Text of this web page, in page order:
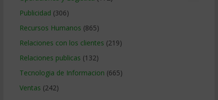
Publicidad (306)
Recursos Humanos (865)
Relaciones con los clientes (219)
Relaciones publicas (132)
Tecnologia de Informacion (665)
Ventas (242)